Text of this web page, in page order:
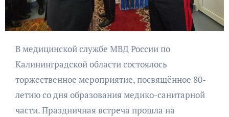
В медицинской службе МВД России по
Калининградской области состоялось
торжественное мероприятие, посвящённое 80-
летию со дня образования медико-санитарной
части. Праздничная встреча прошла на